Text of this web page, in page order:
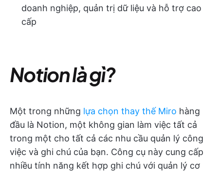
doanh nghiệp, quản trị dữ liệu và hỗ trợ cao
cấp
Notion là gì?
Một trong những lựa chọn thay thế Miro hàng
đầu là Notion, một không gian làm việc tất cả
trong một cho tất cả các nhu cầu quản lý công
việc và ghi chú của bạn. Công cụ này cung cấp
nhiều tính năng kết hợp ghi chú với quản lý cơ